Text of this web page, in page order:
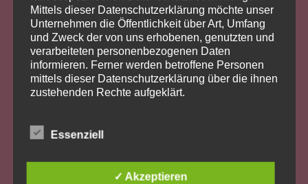
Mittels dieser Datenschutzerklärung möchte unser
Unternehmen die Öffentlichkeit über Art, Umfang
und Zweck der von uns erhobenen, genutzten und
verarbeiteten personenbezogenen Daten
informieren. Ferner werden betroffene Personen
mittels dieser Datenschutzerklärung über die ihnen
zustehenden Rechte aufgeklärt.
zahlreiche technische und organisatorische
verarbeiteten personenbezogenen Daten
Essenziell
✓ Akzeptieren